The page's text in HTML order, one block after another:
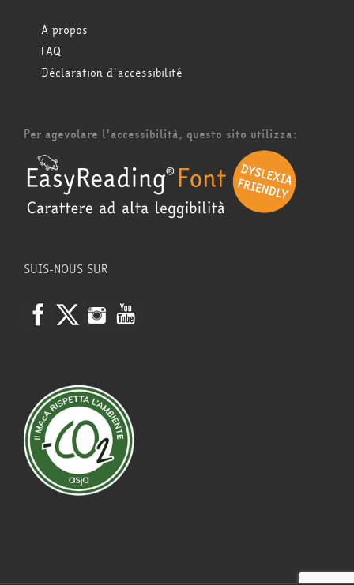
A propos
FAQ
Déclaration d'accessibilité
Per agevolare l'accessibilità, questo sito utilizza:
SUIS-NOUS SUR